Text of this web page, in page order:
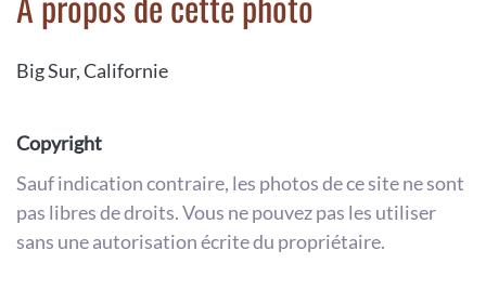
Big Sur, Californie
Copyright
Sauf indication contraire, les photos de ce site ne sont
pas libres de droits. Vous ne pouvez pas les utiliser
sans une autorisation écrite du propriétaire.